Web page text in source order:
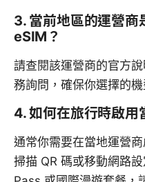
3. 當前地區的運營商
eSIM？
請查閱該運營商的官方
務詢問，確保你選擇的
4. 如何在旅行時啟用
通常你需要在當地運營
掃描 QR 碼或移動網路